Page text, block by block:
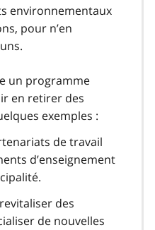
environnementaux
pour n’en
un programme
en retirer des
exemples :
de travail
d’enseignement
des
de nouvelles